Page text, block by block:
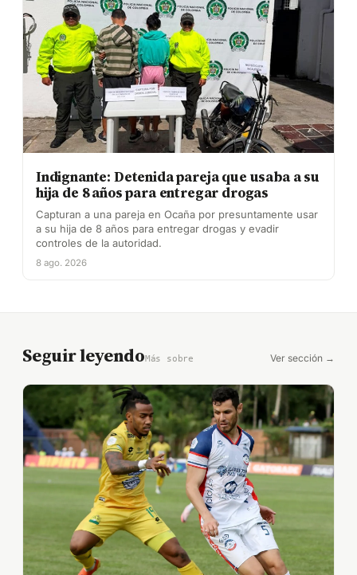
Indignante: Detenida pareja que usaba a su
hija de 8 años para entregar drogas
Capturan a una pareja en Ocaña por presuntamente usar
a su hija de 8 años para entregar drogas y evadir
controles de la autoridad.
8 ago. 2026
Seguir leyendoMás sobre Ver sección →